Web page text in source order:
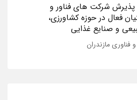
پذیرش شرکت های فناور و
فعال در حوزه کشاورزی،
و صنایع غذایی
فناوری مازندران